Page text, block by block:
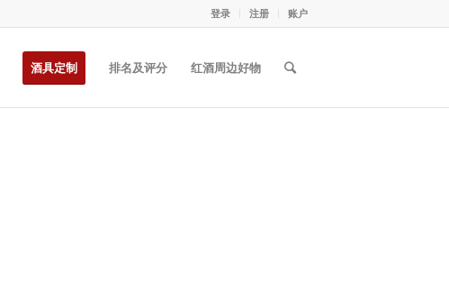
登录 注册 账户
酒具定制 排名及评分 红酒周边好物